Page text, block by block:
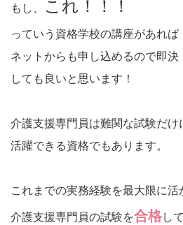
もし、 これ！！！
っていう資格学校の講座があれば
ネットからも申し込めるので即決
しても良いと思います！
介護支援専門員は難関な試験だけ
活躍できる資格でもあります。
これまでの実務経験を最大限に活
介護支援専門員の試験を合格して